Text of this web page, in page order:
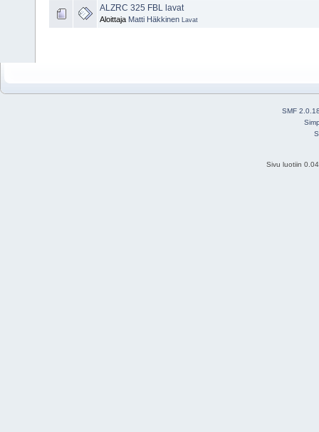
ALZRC 325 FBL lavat
Aloittaja Matti Häkkinen Lavat
SMF
Sivu luotiin